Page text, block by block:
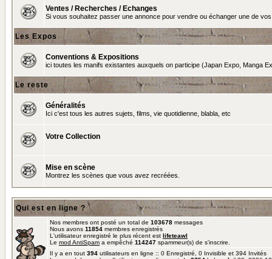
Ventes / Recherches / Echanges
Si vous souhaitez passer une annonce pour vendre ou échanger une de
Les Expos
Conventions & Expositions
ici toutes les manifs existantes auxquels on participe (Japan Expo, Manga
Le reste
Généralités
Ici c'est tous les autres sujets, films, vie quotidienne, blabla, etc
Votre Collection
Mise en scène
Montrez les scènes que vous avez recréées.
Qui est en ligne ?
Nos membres ont posté un total de 103678 messages
Nous avons 11854 membres enregistrés
L'utilisateur enregistré le plus récent est lifeteawl
Le mod AntiSpam a empêché 114247 spammeur(s) de s'inscrire.
Il y a en tout 394 utilisateurs en ligne :: 0 Enregistré, 0 Invisible et 394